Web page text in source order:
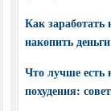
Как
накопить
Что лучше
похудения: